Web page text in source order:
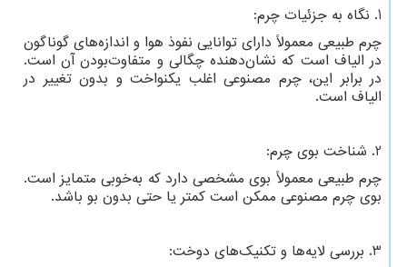
1. نگاه به جزئیات چرم:
چرم طبیعی معمولاً دارای توانایی نفوذ هوا و اندازه‌های گوناگون
در الیاف است که نشان‌دهنده چگالی و متفاوت‌بودن آن است.
در برابر این، چرم مصنوعی اغلب یکنواخت و بدون تغییر در
الیاف است.
2. شناخت بوی چرم:
چرم طبیعی معمولاً بوی مشخصی دارد که به‌خوبی متمایز است.
بوی چرم مصنوعی ممکن است کمتر یا حتی بدون بو باشد.
3. بررسی لایه‌ها و تکنیک‌های دوخت: